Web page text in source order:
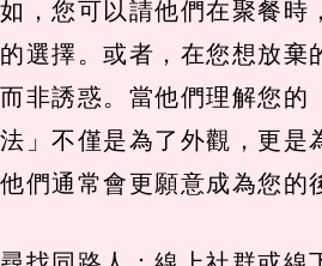
如，您可以請他們在聚餐時
的選擇。或者，在您想放棄
而非誘惑。當他們理解您的
法」不僅是為了外觀，更是
他們通常會更願意成為您的